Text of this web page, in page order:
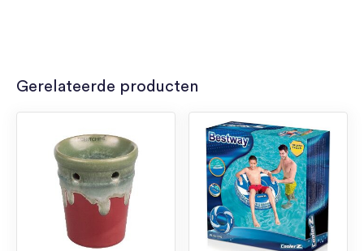
Gerelateerde producten